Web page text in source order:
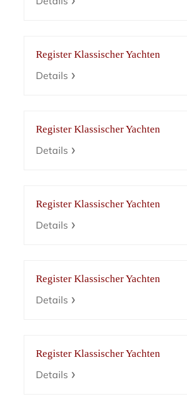
Register Klassischer Yachten
Details
Register Klassischer Yachten
Details
Register Klassischer Yachten
Details
Register Klassischer Yachten
Details
Register Klassischer Yachten
Details